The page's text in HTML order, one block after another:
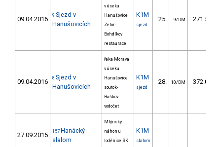
09.04.2016 9 Sjezd v
Hanušovicích
v úseku
Hanušovice
Zetor-
Bohdíkov
restaurace
K1M
sjezd
25. 9/DM 271.50
09.04.2016 8 Sjezd v
Hanušovicích
řeka Morava
v úseku
Hanušovice
soutok-
Raškov
vodočet
K1M
sjezd
28. 10/DM 372.00
27.09.2015 157 Hanácký
slalom
Mlýnský
náhon u
loděnice SK
K1M
slalom